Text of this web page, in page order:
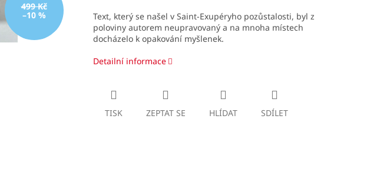
499 Kč
–10 %
Text, který se našel v Saint-Exupéryho pozůstalosti, byl z
poloviny autorem neupravovaný a na mnoha místech
docházelo k opakování myšlenek.
Detailní informace
TISK ZEPTAT SE HLÍDAT SDÍLET